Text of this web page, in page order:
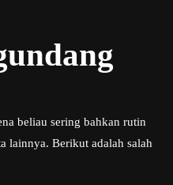
beliau sering bahkan rutin
lainnya. Berikut adalah salah